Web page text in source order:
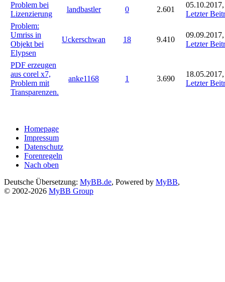
Problem bei
Lizenzierung
landbastler 0 2.601
Letzter
Problem:
Umriss in
Objekt bei
Elypsen
Uckerschwan 18 9.410
Letzter
PDF erzeugen
aus corel x7,
Problem mit
Transparenzen.
anke1168 1 3.690
Letzter
Homepage
Impressum
Datenschutz
Forenregeln
Nach oben
Deutsche Übersetzung: MyBB.de, Powered by MyBB,
© 2002-2026 MyBB Group